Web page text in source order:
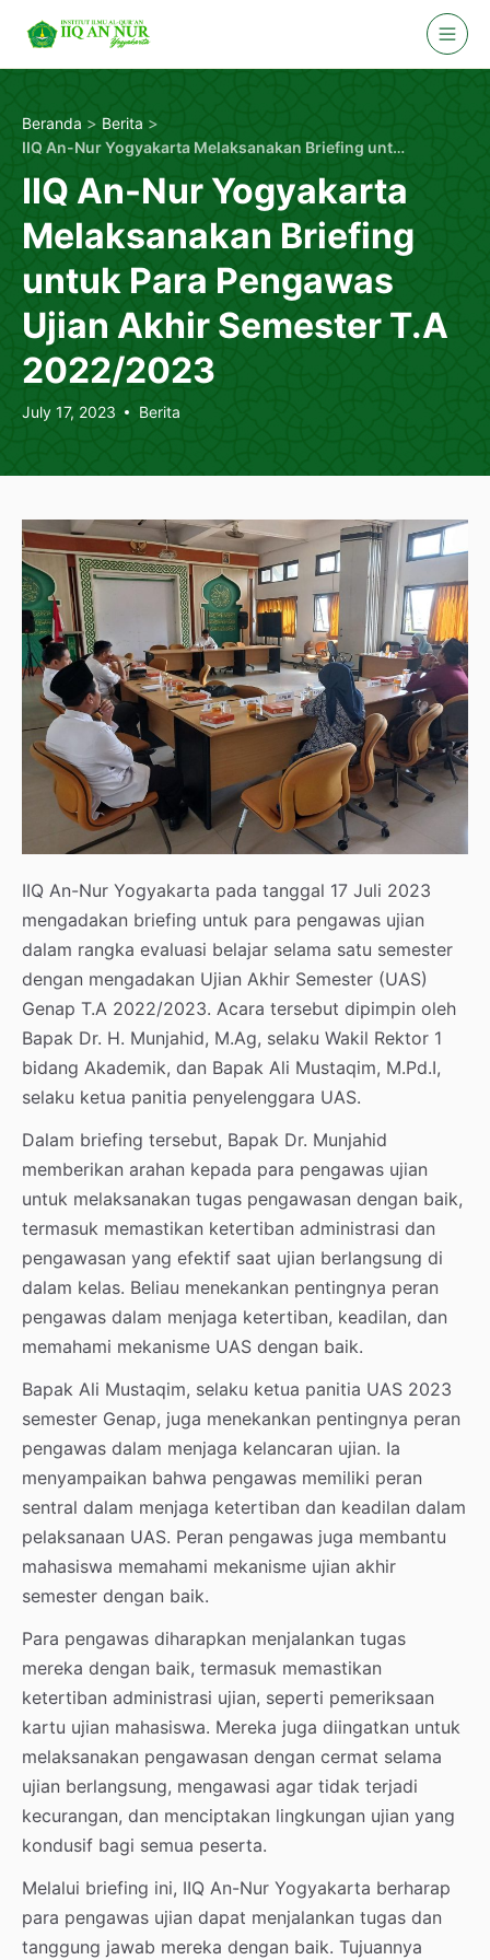
content
Beranda > Berita >
IIQ An-Nur Yogyakarta Melaksanakan Briefing untuk Para Pengawas Ujian Akhir Semester T.A 2022/2023
IIQ An-Nur Yogyakarta
Melaksanakan Briefing
untuk Para Pengawas
Ujian Akhir Semester T.A
2022/2023
July 17, 2023 Berita
IIQ An-Nur Yogyakarta pada tanggal 17 Juli 2023
mengadakan briefing untuk para pengawas ujian
dalam rangka evaluasi belajar selama satu semester
dengan mengadakan Ujian Akhir Semester (UAS)
Genap T.A 2022/2023. Acara tersebut dipimpin oleh
Bapak Dr. H. Munjahid, M.Ag, selaku Wakil Rektor 1
bidang Akademik, dan Bapak Ali Mustaqim, M.Pd.I,
selaku ketua panitia penyelenggara UAS.
Dalam briefing tersebut, Bapak Dr. Munjahid
memberikan arahan kepada para pengawas ujian
untuk melaksanakan tugas pengawasan dengan baik,
termasuk memastikan ketertiban administrasi dan
pengawasan yang efektif saat ujian berlangsung di
dalam kelas. Beliau menekankan pentingnya peran
pengawas dalam menjaga ketertiban, keadilan, dan
memahami mekanisme UAS dengan baik.
Bapak Ali Mustaqim, selaku ketua panitia UAS 2023
semester Genap, juga menekankan pentingnya peran
pengawas dalam menjaga kelancaran ujian. Ia
menyampaikan bahwa pengawas memiliki peran
sentral dalam menjaga ketertiban dan keadilan dalam
pelaksanaan UAS. Peran pengawas juga membantu
mahasiswa memahami mekanisme ujian akhir
semester dengan baik.
Para pengawas diharapkan menjalankan tugas
mereka dengan baik, termasuk memastikan
ketertiban administrasi ujian, seperti pemeriksaan
kartu ujian mahasiswa. Mereka juga diingatkan untuk
melaksanakan pengawasan dengan cermat selama
ujian berlangsung, mengawasi agar tidak terjadi
kecurangan, dan menciptakan lingkungan ujian yang
kondusif bagi semua peserta.
Melalui briefing ini, IIQ An-Nur Yogyakarta berharap
para pengawas ujian dapat menjalankan tugas dan
tanggung jawab mereka dengan baik. Tujuannya